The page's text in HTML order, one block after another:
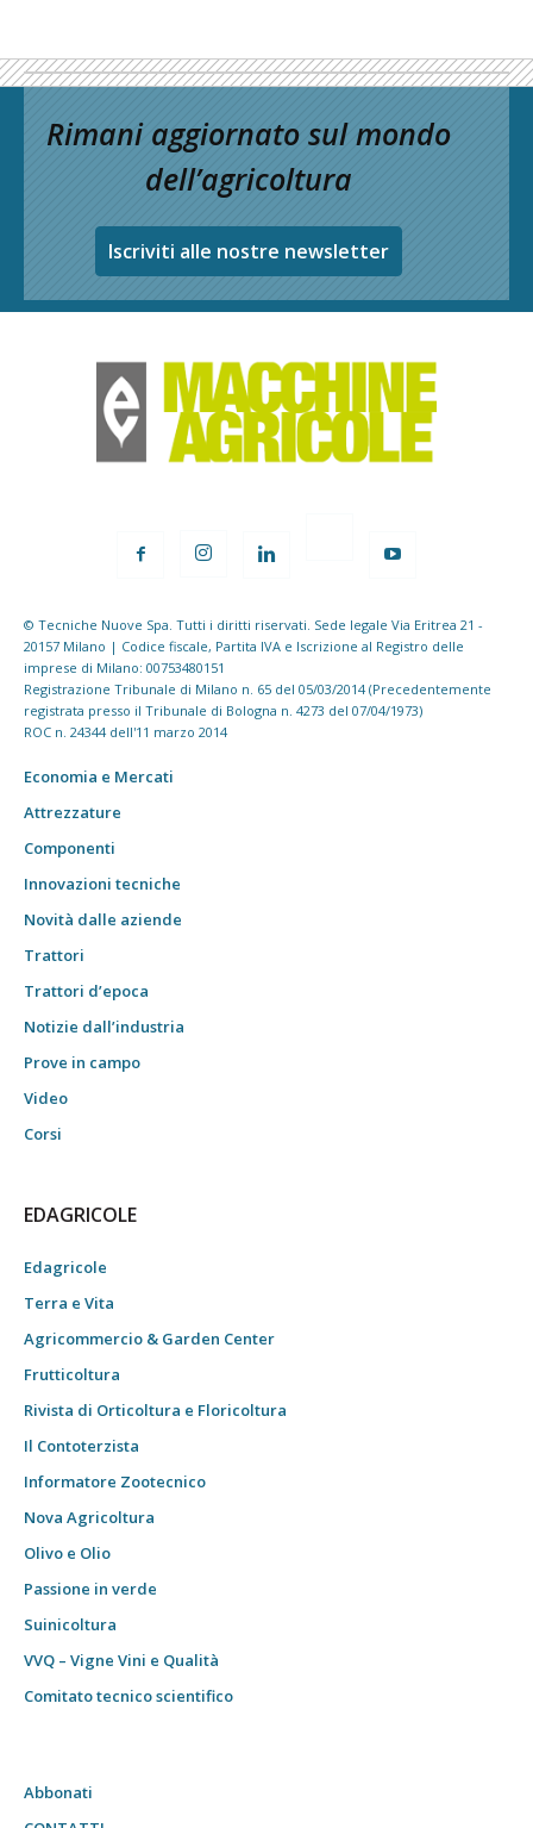
Rimani aggiornato sul mondo
dell’agricoltura
Iscriviti alle nostre newsletter
© Tecniche Nuove Spa. Tutti i diritti riservati. Sede legale Via Eritrea 21 -
20157 Milano | Codice fiscale, Partita IVA e Iscrizione al Registro delle
imprese di Milano: 00753480151
Registrazione Tribunale di Milano n. 65 del 05/03/2014 (Precedentemente
registrata presso il Tribunale di Bologna n. 4273 del 07/04/1973)
ROC n. 24344 dell'11 marzo 2014
Economia e Mercati
Attrezzature
Componenti
Innovazioni tecniche
Novità dalle aziende
Trattori
Trattori d’epoca
Notizie dall’industria
Prove in campo
Video
Corsi
EDAGRICOLE
Edagricole
Terra e Vita
Agricommercio & Garden Center
Frutticoltura
Rivista di Orticoltura e Floricoltura
Il Contoterzista
Informatore Zootecnico
Nova Agricoltura
Olivo e Olio
Passione in verde
Suinicoltura
VVQ – Vigne Vini e Qualità
Comitato tecnico scientifico
Abbonati